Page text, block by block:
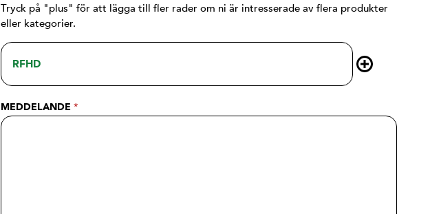
Tryck på "plus" för att lägga till fler rader om ni är intresserade av flera produkter
eller kategorier.
MEDDELANDE *